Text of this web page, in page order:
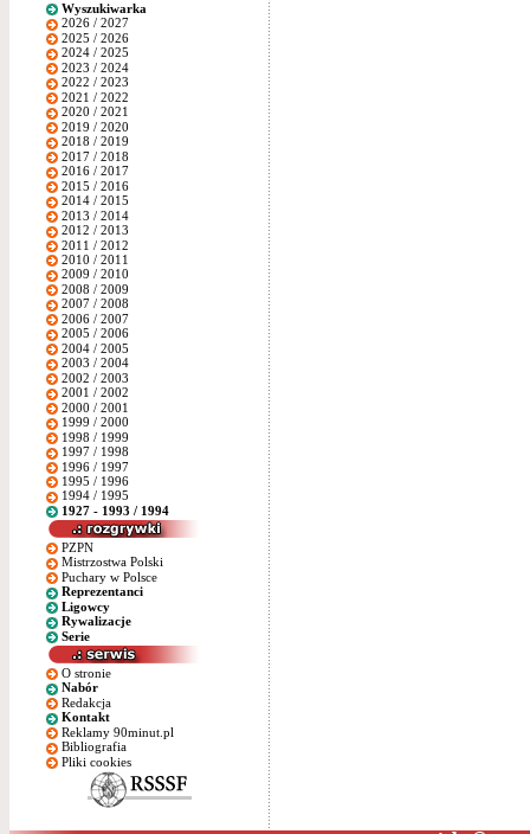
Wyszukiwarka
2026 / 2027
2025 / 2026
2024 / 2025
2023 / 2024
2022 / 2023
2021 / 2022
2020 / 2021
2019 / 2020
2018 / 2019
2017 / 2018
2016 / 2017
2015 / 2016
2014 / 2015
2013 / 2014
2012 / 2013
2011 / 2012
2010 / 2011
2009 / 2010
2008 / 2009
2007 / 2008
2006 / 2007
2005 / 2006
2004 / 2005
2003 / 2004
2002 / 2003
2001 / 2002
2000 / 2001
1999 / 2000
1998 / 1999
1997 / 1998
1996 / 1997
1995 / 1996
1994 / 1995
1927 - 1993 / 1994
PZPN
Mistrzostwa Polski
Puchary w Polsce
Reprezentanci
Ligowcy
Rywalizacje
Serie
O stronie
Nabór
Redakcja
Kontakt
Reklamy 90minut.pl
Bibliografia
Pliki cookies